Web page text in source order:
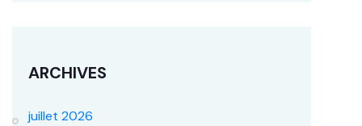
ARCHIVES
juillet 2026